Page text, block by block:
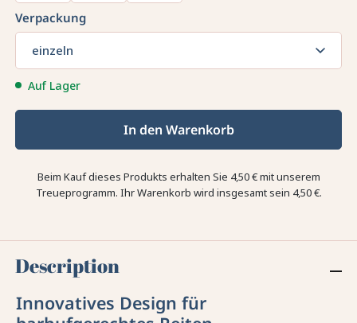
Verpackung
einzeln
Auf Lager
In den Warenkorb
Beim Kauf dieses Produkts erhalten Sie 4,50 €mit unserem
Treueprogramm. Ihr Warenkorb wird insgesamt sein 4,50 €.
Description
Innovatives Design für